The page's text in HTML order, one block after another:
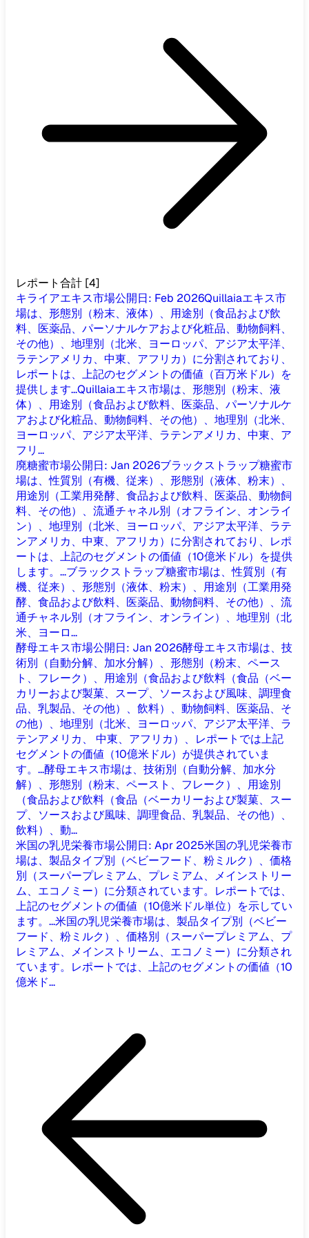
レポート合計 [4]
キライアエキス市場公開日: Feb 2026Quillaiaエキス市
場は、形態別（粉末、液体）、用途別（食品および飲
料、医薬品、パーソナルケアおよび化粧品、動物飼料、
その他）、地理別（北米、ヨーロッパ、アジア太平洋、
ラテンアメリカ、中東、アフリカ）に分割されており、
レポートは、上記のセグメントの価値（百万米ドル）を
提供します...Quillaiaエキス市場は、形態別（粉末、液
体）、用途別（食品および飲料、医薬品、パーソナルケ
アおよび化粧品、動物飼料、その他）、地理別（北米、
ヨーロッパ、アジア太平洋、ラテンアメリカ、中東、ア
フリ...
廃糖蜜市場公開日: Jan 2026ブラックストラップ糖蜜市
場は、性質別（有機、従来）、形態別（液体、粉末）、
用途別（工業用発酵、食品および飲料、医薬品、動物飼
料、その他）、流通チャネル別（オフライン、オンライ
ン）、地理別（北米、ヨーロッパ、アジア太平洋、ラテ
ンアメリカ、中東、アフリカ）に分割されており、レポ
ートは、上記のセグメントの価値（10億米ドル）を提供
します。...ブラックストラップ糖蜜市場は、性質別（有
機、従来）、形態別（液体、粉末）、用途別（工業用発
酵、食品および飲料、医薬品、動物飼料、その他）、流
通チャネル別（オフライン、オンライン）、地理別（北
米、ヨーロ...
酵母エキス市場公開日: Jan 2026酵母エキス市場は、技
術別（自動分解、加水分解）、形態別（粉末、ペース
ト、フレーク）、用途別（食品および飲料（食品（ベー
カリーおよび製菓、スープ、ソースおよび風味、調理食
品、乳製品、その他）、飲料）、動物飼料、医薬品、そ
の他）、地理別（北米、ヨーロッパ、アジア太平洋、ラ
テンアメリカ、 中東、アフリカ）、レポートでは上記
セグメントの価値（10億米ドル）が提供されていま
す。...酵母エキス市場は、技術別（自動分解、加水分
解）、形態別（粉末、ペースト、フレーク）、用途別
（食品および飲料（食品（ベーカリーおよび製菓、スー
プ、ソースおよび風味、調理食品、乳製品、その他）、
飲料）、動...
米国の乳児栄養市場公開日: Apr 2025米国の乳児栄養市
場は、製品タイプ別（ベビーフード、粉ミルク）、価格
別（スーパープレミアム、プレミアム、メインストリー
ム、エコノミー）に分類されています。レポートでは、
上記のセグメントの価値（10億米ドル単位）を示してい
ます。...米国の乳児栄養市場は、製品タイプ別（ベビー
フード、粉ミルク）、価格別（スーパープレミアム、プ
レミアム、メインストリーム、エコノミー）に分類され
ています。レポートでは、上記のセグメントの価値（10
億米ド...